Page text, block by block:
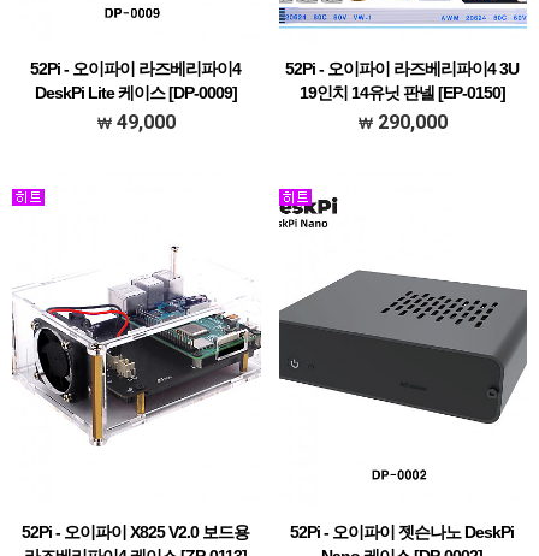
52Pi - 오이파이 라즈베리파이4
DeskPi Lite 케이스 [DP-0009]
49,000
52Pi - 오이파이 라즈베리파이4 3U
19인치 14유닛 판넬 [EP-0150]
290,000
52Pi - 오이파이 X825 V2.0 보드용
52Pi - 오이파이 젯슨나노 DeskPi